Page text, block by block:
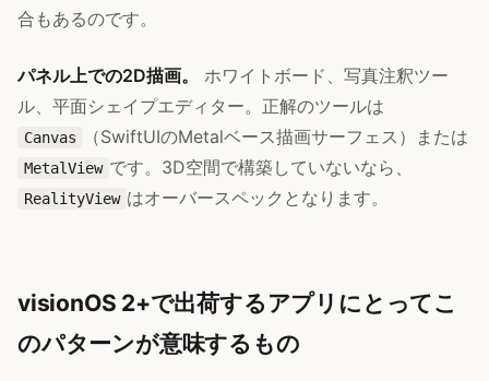
合もあるのです。
パネル上での2D描画。
ホワイトボード、写真注釈ツー
ル、平面シェイプエディター。正解のツールは
Canvas （SwiftUIのMetalベース描画サーフェス）または
MetalView です。3D空間で構築していないなら、
RealityView はオーバースペックとなります。
visionOS 2+で出荷するアプリにとってこ
のパターンが意味するもの